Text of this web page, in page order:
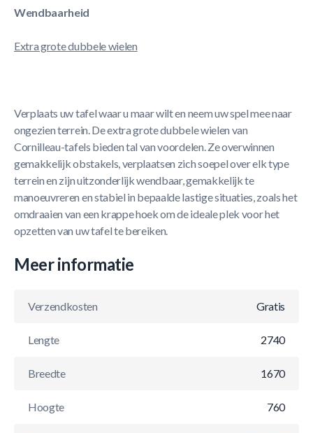
Wendbaarheid
Extra grote dubbele wielen
Verplaats uw tafel waar u maar wilt en neem uw spel mee naar
ongezien terrein. De extra grote dubbele wielen van
Cornilleau-tafels bieden tal van voordelen. Ze overwinnen
gemakkelijk obstakels, verplaatsen zich soepel over elk type
terrein en zijn uitzonderlijk wendbaar, gemakkelijk te
manoeuvreren en stabiel in bepaalde lastige situaties, zoals het
omdraaien van een krappe hoek om de ideale plek voor het
opzetten van uw tafel te bereiken.
Meer informatie
Verzendkosten Gratis
Lengte 2740
Breedte 1670
Hoogte 760